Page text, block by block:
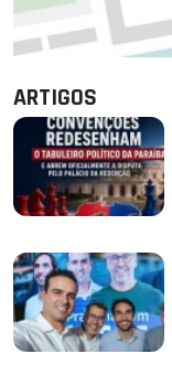
ARTIGOS